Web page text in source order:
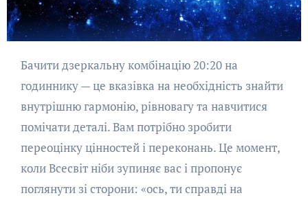
Бачити дзеркальну комбінацію 20:20 на
годиннику — це вказівка на необхідність знайти
внутрішню гармонію, рівновагу та навчитися
помічати деталі. Вам потрібно зробити
переоцінку цінностей і переконань. Це момент,
коли Всесвіт ніби зупиняє вас і пропонує
поглянути зі сторони: «ось, ти справді на